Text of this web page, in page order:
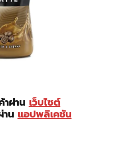
ผ่าน เว็บไซต์
น แอปพลิเคชัน